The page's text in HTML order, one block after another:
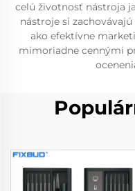
celú životnosť nástroja
nástroje si
ako efektívne
mimoriadne cennými